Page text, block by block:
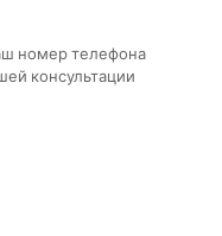
номер телефона
консультации